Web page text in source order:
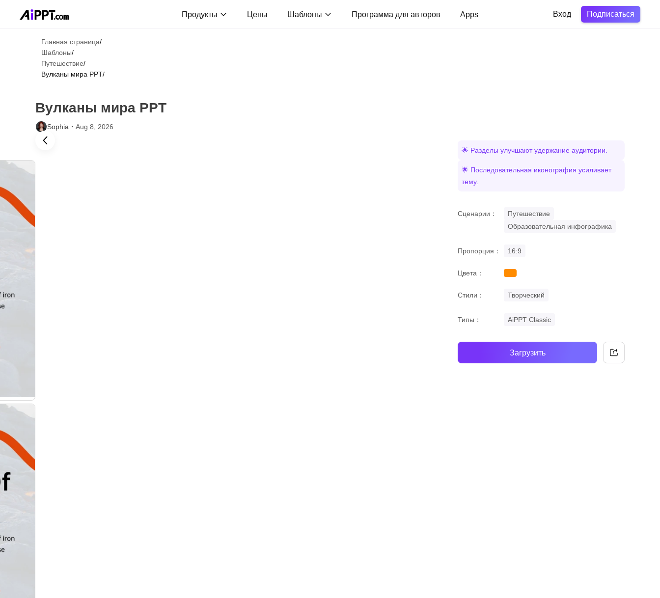
Продукты Цены Шаблоны Программа для авторов Apps Вход Подписаться
Главная страница/
Шаблоны/
Путешествие/
Вулканы мира PPT/
Вулканы мира PPT
Sophia・ Aug 8, 2026
🌟 Разделы улучшают удержание аудитории.
🌟 Последовательная иконография усиливает
тему.
Сценарии：
Путешествие
Образовательная инфографика
Пропорция： 16:9
Цвета： orange
Стили： Творческий
Типы： AiPPT Classic
Загрузить